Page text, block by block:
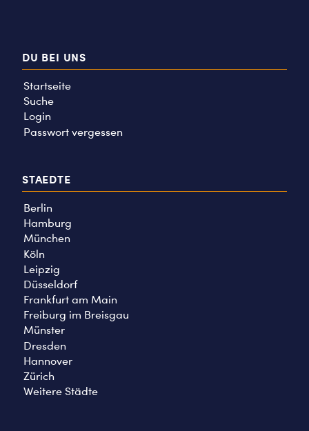
DU BEI UNS
Startseite
Suche
Login
Passwort vergessen
STAEDTE
Berlin
Hamburg
München
Köln
Leipzig
Düsseldorf
Frankfurt am Main
Freiburg im Breisgau
Münster
Dresden
Hannover
Zürich
Weitere Städte